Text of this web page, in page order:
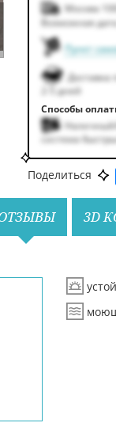
Москва
Возможная
Пункт
Доставка
2-5 дней
Способы
система
Поделиться
3D